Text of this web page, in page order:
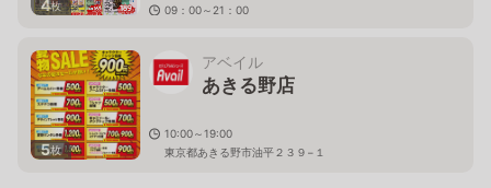
4枚
09：00～21：00
5枚
アベイル
あきる野店
10:00～19:00
東京都あきる野市油平２３９−１